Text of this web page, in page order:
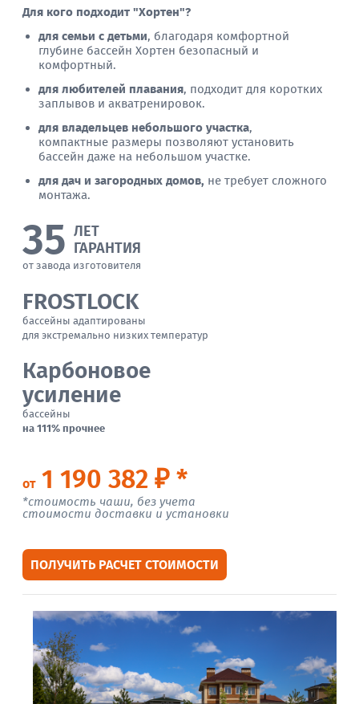
Для кого подходит "Хортен"?
для семьи с детьми, благодаря комфортной
глубине бассейн Хортен безопасный и
комфортный.
для любителей плавания, подходит для коротких
заплывов и акватренировок.
для владельцев небольшого участка,
компактные размеры позволяют установить
бассейн даже на небольшом участке.
для дач и загородных домов, не требует сложного
монтажа.
35 ЛЕТ
ГАРАНТИЯ
от завода изготовителя
FROSTLOCK
бассейны адаптированы
для экстремально низких температур
Карбоновое
усиление
бассейны
на 111% прочнее
от1 190 382 ₽ *
*стоимость чаши, без учета
стоимости доставки и установки
ПОЛУЧИТЬ РАСЧЕТ СТОИМОСТИ